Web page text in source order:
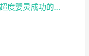
灵婴超度：道教法事做法之后的超度婴灵成功的征兆